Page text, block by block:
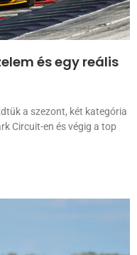
és egy reális
a szezont, két kategória
Circuit-en és végig a top